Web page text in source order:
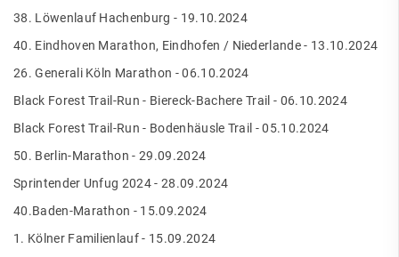
38. Löwenlauf Hachenburg - 19.10.2024
40. Eindhoven Marathon, Eindhofen / Niederlande - 13.10.2024
26. Generali Köln Marathon - 06.10.2024
Black Forest Trail-Run - Biereck-Bachere Trail - 06.10.2024
Black Forest Trail-Run - Bodenhäusle Trail - 05.10.2024
50. Berlin-Marathon - 29.09.2024
Sprintender Unfug 2024 - 28.09.2024
40.Baden-Marathon - 15.09.2024
1. Kölner Familienlauf - 15.09.2024